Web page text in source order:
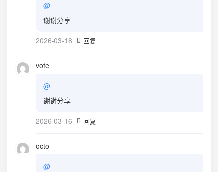
@
谢谢分享
2026-03-18 回复
vote
@
谢谢分享
2026-03-16 回复
octo
@